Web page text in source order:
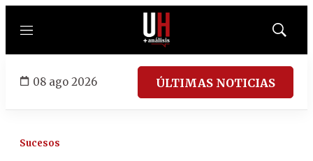
Menú
Mostrar
08 ago 2026 ÚLTIMAS NOTICIAS
Sucesos